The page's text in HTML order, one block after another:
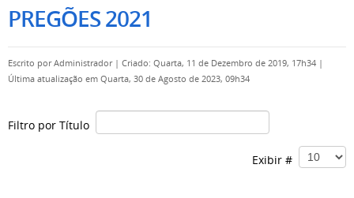
PREGÕES 2021
Escrito porAdministrador | Criado: Quarta, 11 de Dezembro de 2019, 17h34 |
Última atualização em Quarta, 30 de Agosto de 2023, 09h34
Filtro por Título
Exibir #